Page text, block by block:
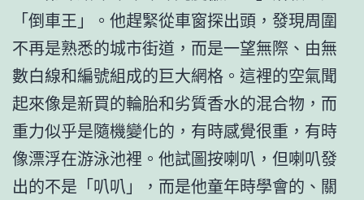
「倒車王」。他趕緊從車窗探出頭，發現周圍
不再是熟悉的城市街道，而是一望無際、由無
數白線和編號組成的巨大網格。這裡的空氣聞
起來像是新買的輪胎和劣質香水的混合物，而
重力似乎是隨機變化的，有時感覺很重，有時
像漂浮在游泳池裡。他試圖按喇叭，但喇叭發
出的不是「叭叭」，而是他童年時學會的、關